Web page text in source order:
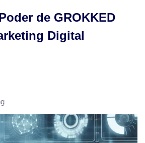
de GROKKED
Digital